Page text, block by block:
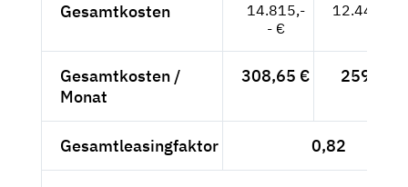
Gesamtkosten
14.815,-
- €
12.449,58
Gesamtkosten /
Monat
308,65 € 259,37 €
Gesamtleasingfaktor 0,82